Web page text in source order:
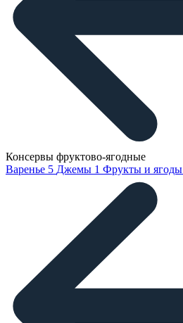
Консервы фруктово-ягодные
Варенье 5 Джемы 1 Фрукты и ягоды